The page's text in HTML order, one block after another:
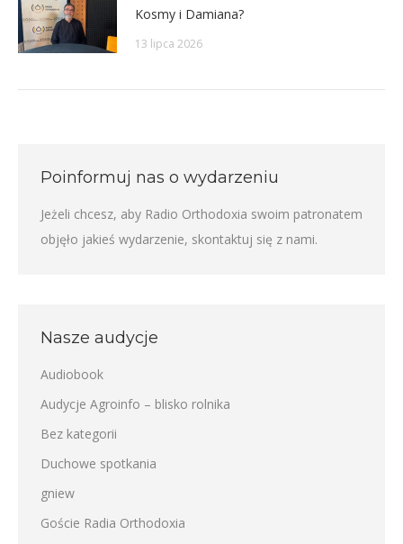
Kosmy i Damiana?
13 lipca 2026
Poinformuj nas o wydarzeniu
Jeżeli chcesz, aby Radio Orthodoxia swoim patronatem
objęło jakieś wydarzenie, skontaktuj się z nami.
Nasze audycje
Audiobook
Audycje Agroinfo – blisko rolnika
Bez kategorii
Duchowe spotkania
gniew
Goście Radia Orthodoxia